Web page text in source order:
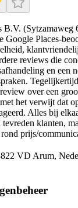
B.V.
Google Places-
reviews die
en een
over een
het verwijt dat
Alles bij
klanten,
prijs/
VD Arum,